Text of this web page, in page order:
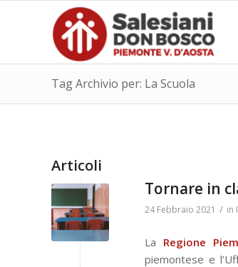
Tag Archivio per: La Scuola
Articoli
Tornare in
24 Febbraio 2021 / in
La Regione
piemontese e